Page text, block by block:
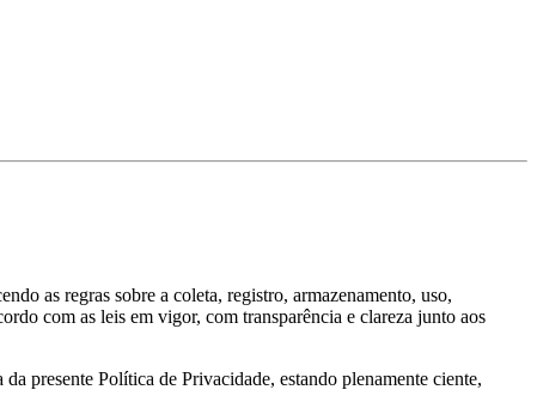
as regras sobre a coleta, registro, armazenamento, uso,
com as leis em vigor, com transparência e clareza junto aos
presente Política de Privacidade, estando plenamente ciente,